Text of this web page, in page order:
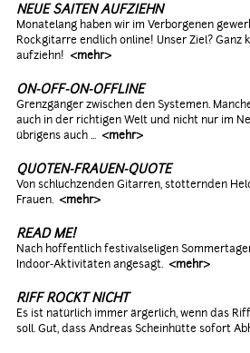
NEUE SAITEN AUFZIEHN
Monatelang haben wir im Verborgenen
Rockgitarre endlich online! Unser Ziel? Ganz
aufziehn! <mehr>
ON-OFF-ON-OFFLINE
Grenzgänger zwischen den Systemen.
auch in der richtigen Welt und nicht nur im
übrigens auch ... <mehr>
QUOTEN-FRAUEN-QUOTE
Von schluchzenden Gitarren, stotternden
Frauen. <mehr>
READ ME!
Nach hoffentlich festivalseligen
Indoor-Aktivitäten angesagt. <mehr>
RIFF ROCKT NICHT
Es ist natürlich immer ärgerlich, wenn das
soll. Gut, dass Andreas Scheinhütte sofort